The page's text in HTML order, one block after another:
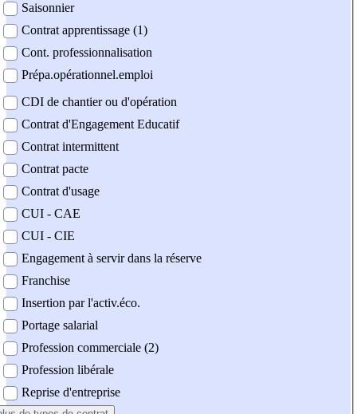
Saisonnier
Contrat apprentissage (1)
Cont. professionnalisation
Prépa.opérationnel.emploi
CDI de chantier ou d'opération
Contrat d'Engagement Educatif
Contrat intermittent
Contrat pacte
Contrat d'usage
CUI - CAE
CUI - CIE
Engagement à servir dans la réserve
Franchise
Insertion par l'activ.éco.
Portage salarial
Profession commerciale (2)
Profession libérale
Reprise d'entreprise